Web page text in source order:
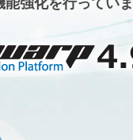
強化を行ってい